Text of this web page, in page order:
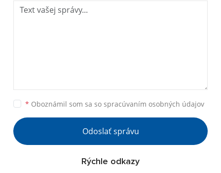
* Oboznámil som sa so spracúvaním osobných údajov
Odoslať správu
Rýchle odkazy